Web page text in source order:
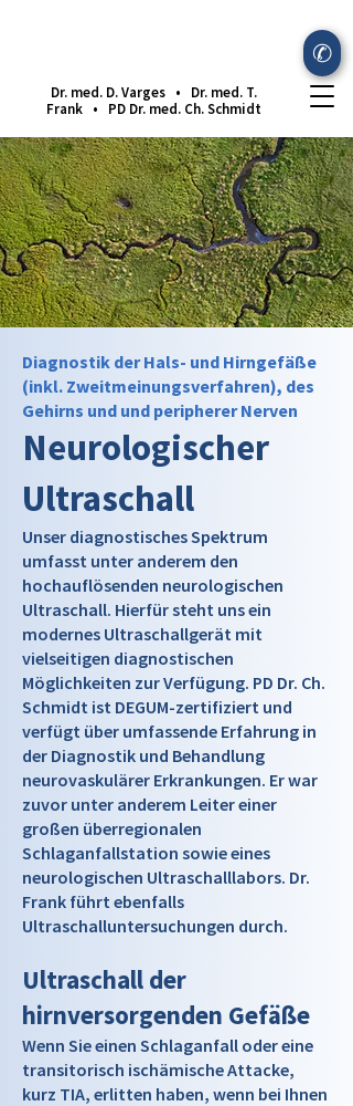
✆
Dr. med. D. Varges • Dr. med. T.
Frank • PD Dr. med. Ch. Schmidt
Diagnostik der Hals- und Hirngefäße
(inkl. Zweitmeinungsverfahren), des
Gehirns und und peripherer Nerven
Neurologischer
Ultraschall
Unser diagnostisches Spektrum
umfasst unter anderem den
hochauflösenden neurologischen
Ultraschall. Hierfür steht uns ein
modernes Ultraschallgerät mit
vielseitigen diagnostischen
Möglichkeiten zur Verfügung. PD Dr. Ch.
Schmidt ist DEGUM-zertifiziert und
verfügt über umfassende Erfahrung in
der Diagnostik und Behandlung
neurovaskulärer Erkrankungen. Er war
zuvor unter anderem Leiter einer
großen überregionalen
Schlaganfallstation sowie eines
neurologischen Ultraschalllabors. Dr.
Frank führt ebenfalls
Ultraschalluntersuchungen durch.
Ultraschall der
hirnversorgenden Gefäße
Wenn Sie einen Schlaganfall oder eine
transitorisch ischämische Attacke,
kurz TIA, erlitten haben, wenn bei Ihnen